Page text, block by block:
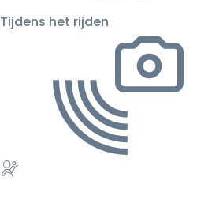
Tijdens het rijden